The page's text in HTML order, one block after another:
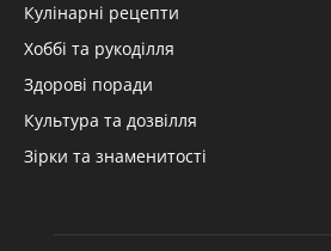
Кулінарні рецепти
Хоббі та рукоділля
Здорові поради
Культура та дозвілля
Зірки та знаменитості